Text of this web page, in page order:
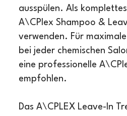
ausspülen. Als
A\CPlex Shampoo &
verwenden. Für
bei jeder chemischen
eine professionelle
empfohlen.
Das A\CPLEX Leave-In